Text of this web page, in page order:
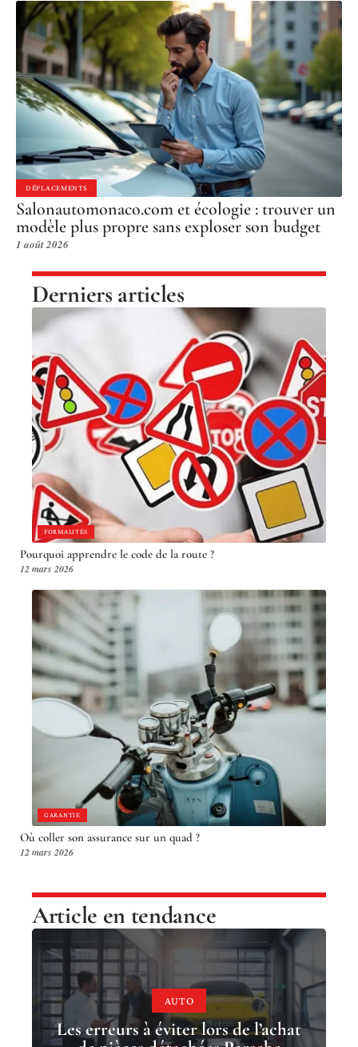
DÉPLACEMENTS
Salonautomonaco.com et écologie : trouver un
modèle plus propre sans exploser son budget
1 août 2026
Derniers articles
FORMALITÉS
Pourquoi apprendre le code de la route ?
12 mars 2026
GARANTIE
Où coller son assurance sur un quad ?
12 mars 2026
Article en tendance
AUTO
Les erreurs à éviter lors de l’achat